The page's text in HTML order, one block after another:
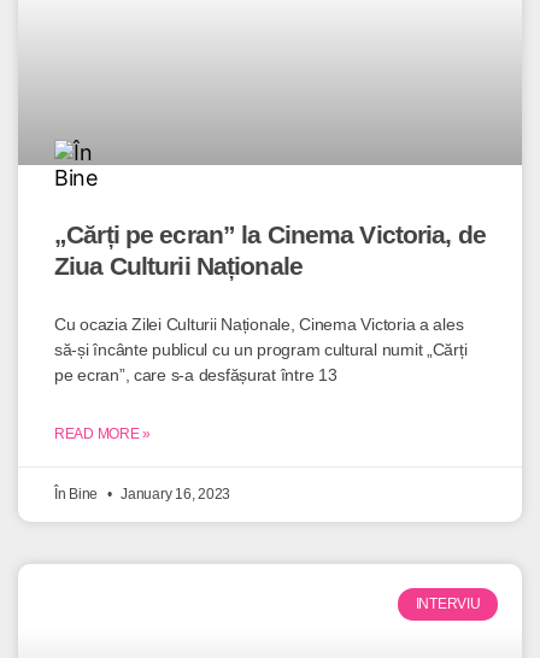
„Cărți pe ecran” la Cinema Victoria, de
Ziua Culturii Naționale
Cu ocazia Zilei Culturii Naționale, Cinema Victoria a ales
să-și încânte publicul cu un program cultural numit „Cărți
pe ecran”, care s-a desfășurat între 13
READ MORE »
În Bine January 16, 2023
INTERVIU